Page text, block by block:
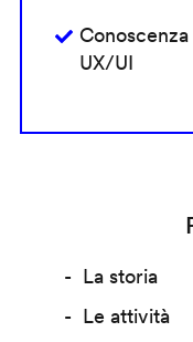
UX/UI
La storia
Le attività